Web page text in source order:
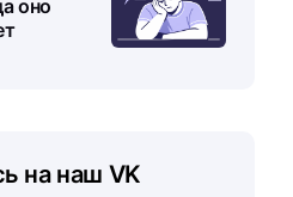
оно
на наш VK